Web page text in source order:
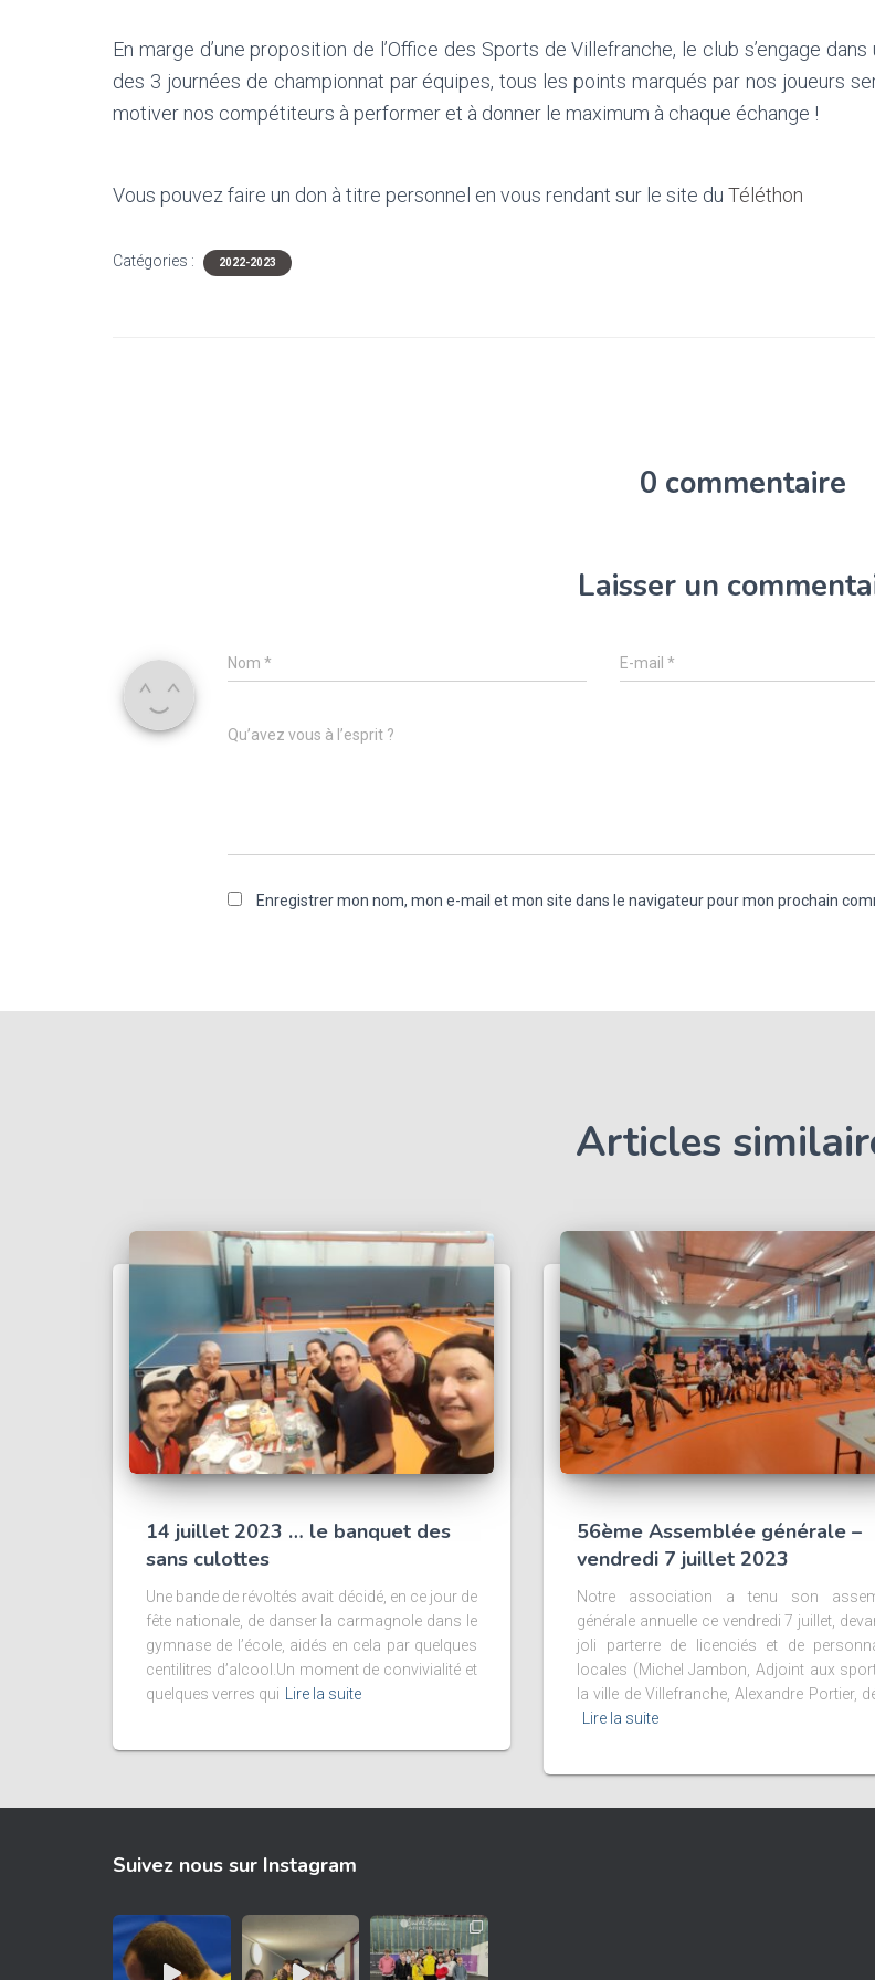
En marge d’une proposition de l’Office des Sports de Villefranche, le club s’engage
des 3 journées de championnat par équipes, tous les points marqués par nos joueurs
motiver nos compétiteurs à performer et à donner le maximum à chaque échange !
Vous pouvez faire un don à titre personnel en vous rendant sur le site du Téléthon
Catégories : 2022-2023
0 commentaire
Laisser un
Nom * E-mail*
Qu’avez vous à l’esprit ?
Enregistrer mon nom, mon e-mail et mon site dans le navigateur pour mon prochain
Articles
14 juillet 2023 … le banquet des
sans culottes
Une bande de révoltés avait décidé, en ce jour de
fête nationale, de danser la carmagnole dans le
gymnase de l’école, aidés en cela par quelques
centilitres d’alcool.Un moment de convivialité et
quelques verres qui
Lire la suite
56ème Assemblée générale –
vendredi 7 juillet 2023
Notre association a tenu son
générale annuelle ce vendredi 7 juillet,
joli parterre de licenciés et de
locales (Michel Jambon, Adjoint aux
la ville de Villefranche, Alexandre Portier,
Lire la suite
Suivez nous sur Instagram